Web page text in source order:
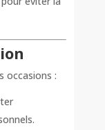
occasions :